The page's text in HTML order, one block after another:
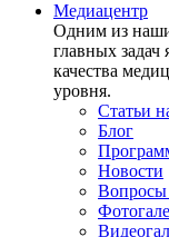
Медиацентр
Одним из
главных задач
качества
уровня.
Статьи
Блог
Новости
Вопросы